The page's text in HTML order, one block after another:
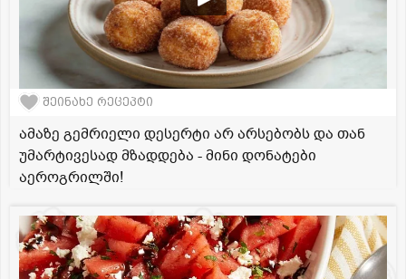
შეინახე რეცეპტი
ამაზე გემრიელი დესერტი არ არსებობს და თან
უმარტივესად მზადდება - მინი დონატები
აეროგრილში!